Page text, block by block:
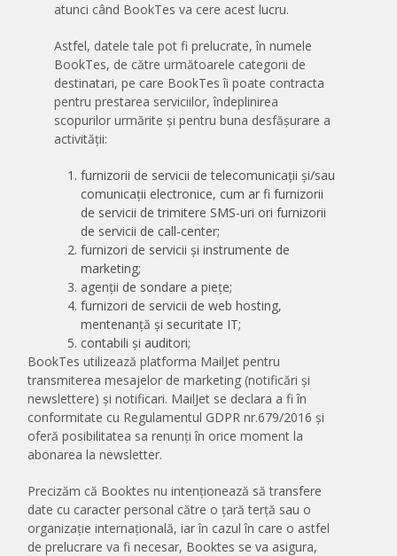
atunci când BookTes va cere acest lucru.
Astfel, datele tale pot fi prelucrate, în numele
BookTes, de către următoarele categorii de
destinatari, pe care BookTes îi poate contracta
pentru prestarea serviciilor, îndeplinirea
scopurilor urmărite și pentru buna desfășurare a
activității:
furnizorii de servicii de telecomunicații și/sau
comunicații electronice, cum ar fi furnizorii
de servicii de trimitere SMS-uri ori furnizorii
de servicii de call-center;
furnizori de servicii și instrumente de
marketing;
agenții de sondare a piețe;
furnizori de servicii de web hosting,
mentenanță și securitate IT;
contabili și auditori;
BookTes utilizează platforma MailJet pentru
transmiterea mesajelor de marketing (notificări și
newslettere) și notificari. MailJet se declara a fi în
conformitate cu Regulamentul GDPR nr.679/2016 și
oferă posibilitatea sa renunți în orice moment la
abonarea la newsletter.
Precizăm că Booktes nu intenționează să transfere
date cu caracter personal către o țară terță sau o
organizație internațională, iar în cazul în care o astfel
de prelucrare va fi necesar, Booktes se va asigura,